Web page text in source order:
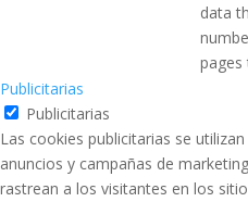
data
pages
Publicitarias
Publicitarias
Las cookies publicitarias se
anuncios y campañas de
rastrean a los visitantes en los